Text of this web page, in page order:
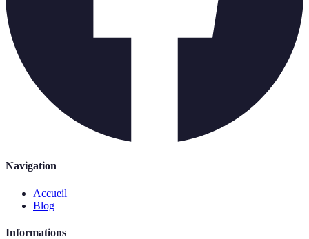
Navigation
Accueil
Blog
Informations